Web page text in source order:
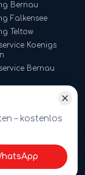
Bernau
Falkensee
Teltow
Koenigs
Bernau
Teltow
65, 15806
– kostenlos